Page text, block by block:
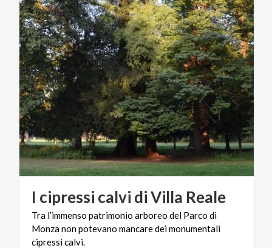
I cipressi calvi diVilla Reale
Tra l’immenso patrimonio arboreo del Parco di
Monza non potevano mancare dei monumentali
cipressi calvi.